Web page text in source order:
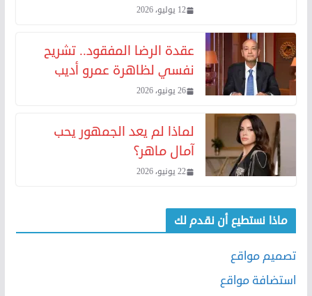
12 يوليو، 2026
عقدة الرضا المفقود.. تشريح
نفسي لظاهرة عمرو أديب
26 يونيو، 2026
لماذا لم يعد الجمهور يحب
آمال ماهر؟
22 يونيو، 2026
ماذا نستطيع أن نقدم لك
تصميم مواقع
استضافة مواقع